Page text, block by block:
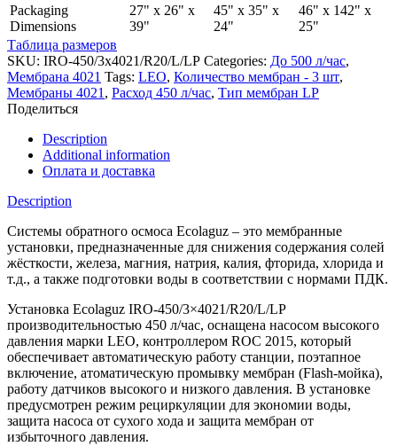
Packaging
Dimensions
27" x 26" x
39"
45" x 35" x
24"
46" x 142" x
25"
Таблица размеров
SKU: IRO-450/3x4021/R20/L/LP Categories: До 500 л/час,
Мембрана 4021 Tags: LEO, Количество мембран - 3 шт,
Мембраны 4021 , Расход 450 л/час, Тип мембран LP
Поделиться
Description
Additional information
Оплата и доставка
Description
Системы обратного осмоса Ecolaguz – это мембранные
установки, предназначенные для снижения содержания солей
жёсткости, железа, магния, натрия, калия, фторида, хлорида и
т.д., а также подготовки воды в соответствии с нормами ПДК.
Установка Ecolaguz IRO-450/3×4021/R20/L/LP
производительностью 450 л/час, оснащена насосом высокого
давления марки LEO, контроллером ROC 2015, который
обеспечивает автоматическую работу станции, поэтапное
включение, атоматическую промывку мембран (Flash-мойка),
работу датчиков высокого и низкого давления. В установке
предусмотрен режим рециркуляции для экономии воды,
защита насоса от сухого хода и защита мембран от
избыточного давления.